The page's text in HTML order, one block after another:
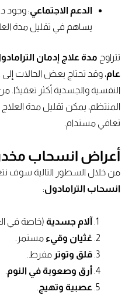
الدعم الاجتماعي : وجود
يساهم في تقليل مدة
تتراوحمدة علاج إدمان
عام، وقد تحتاج بعض الحالات إلى
النفسية والجسدية أكثر تعقيدًا.
المنتظم، يمكن تقليل مدة
تعافي مستدام.
أعراض انسحاب مخدر
من خلال السطور التالية سوف
انسحاب الترامادول
آلام جسدية(خاصة في
غثيان وقيءمستمر.
قلق وتوترمفرط.
أرق وصعوبة في النوم.
عصبية وتهيج.